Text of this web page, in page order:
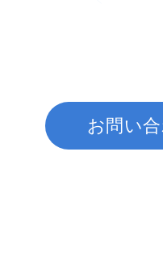
お問い